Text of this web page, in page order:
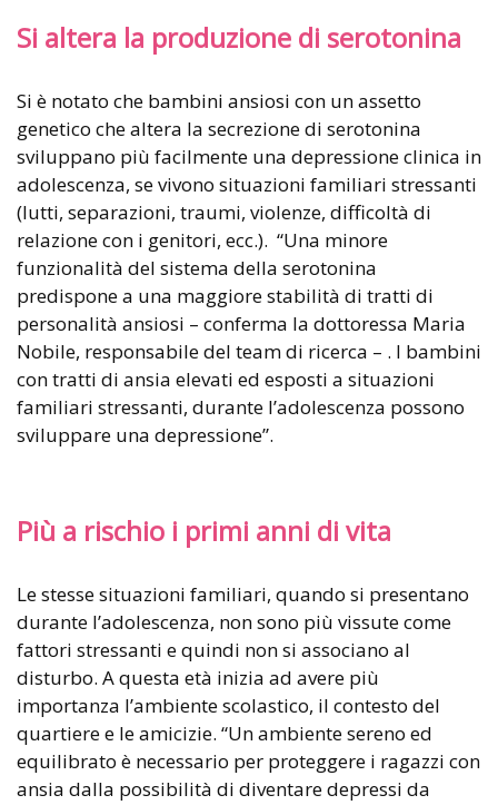
Si altera la produzione di serotonina
Si è notato che bambini ansiosi con un assetto
genetico che altera la secrezione di serotonina
sviluppano più facilmente una depressione clinica in
adolescenza, se vivono situazioni familiari stressanti
(lutti, separazioni, traumi, violenze, difficoltà di
relazione con i genitori, ecc.). “Una minore
funzionalità del sistema della serotonina
predispone a una maggiore stabilità di tratti di
personalità ansiosi – conferma la dottoressa Maria
Nobile, responsabile del team di ricerca – . I bambini
con tratti di ansia elevati ed esposti a situazioni
familiari stressanti, durante l’adolescenza possono
sviluppare una depressione”.
Più a rischio i primi anni di vita
Le stesse situazioni familiari, quando si presentano
durante l’adolescenza, non sono più vissute come
fattori stressanti e quindi non si associano al
disturbo. A questa età inizia ad avere più
importanza l’ambiente scolastico, il contesto del
quartiere e le amicizie. “Un ambiente sereno ed
equilibrato è necessario per proteggere i ragazzi con
ansia dalla possibilità di diventare depressi da